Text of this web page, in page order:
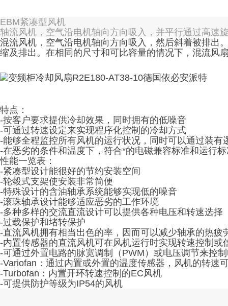
EBM紧凑型风机
轴流风机，空气沿电机轴向方向吸入，并平行通过高速
混流风机，空气沿电机轴向方向吸入，然后斜着被排出
缩及排出。在相同的尺寸和可比容量的情况下，混流风
特点：
-按客户要求提供冷却效果，同时拥有的低噪音
-可通过转速设定来实现程序化控制的冷却方式
-能够全程监控所有风机的运行状况，同时可以通过装有
-在恶劣的条件和温度下，符合*的电磁兼容标准和运行
性能一览表：
-紧凑型设计能很好的节约安装空间
-轮毂式支架使安装非常简便
-特殊设计的含油轴承系统能够实现低的噪音
-滚珠轴承设计能够适应恶劣的工作环境
-多种多样的交流直流设计可以提供各种电压和转速选择
-过载保护和堵转保护
-直流风机拥有相当出色的率，因而可以减少轴承的热疲
-内置传感器的直流风机可在风机运行时实现转速控制或
-可通过外置电路的脉宽调制（PWM）或电压调节来控
-Variofan：通过内置或外置的温度传感器，风机的转速
-Turbofan：内置开环转速控制的EC风机
-可提供防护等级为IP54的风机